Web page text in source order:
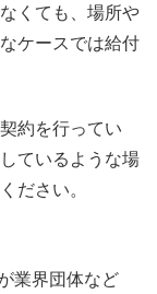
くても、場所や
ケースでは給付
約を行ってい
ているような場
ださい。
業界団体など